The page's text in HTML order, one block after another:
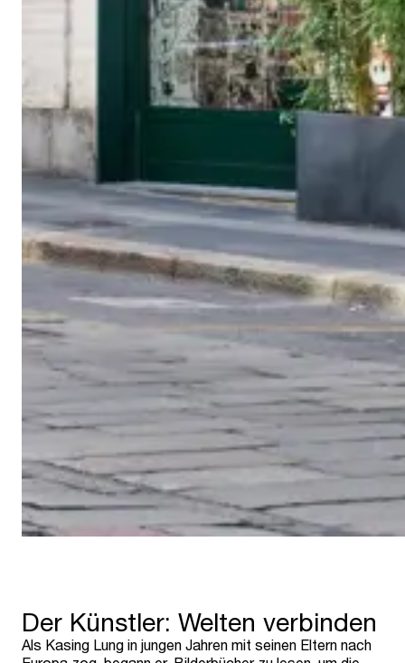
Der Künstler: Welten verbinden
Als Kasing Lung in jungen Jahren mit seinen Eltern nach